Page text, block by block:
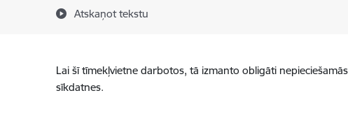
Atskaņot tekstu
Lai šī tīmekļvietne darbotos, tā izmanto obligāti
sīkdatnes.